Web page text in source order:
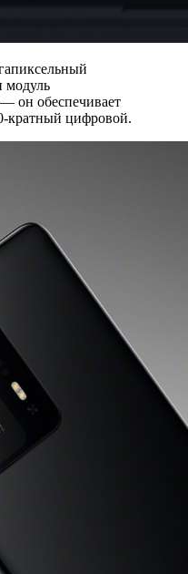
модуль
он обеспечивает
кратный цифровой.